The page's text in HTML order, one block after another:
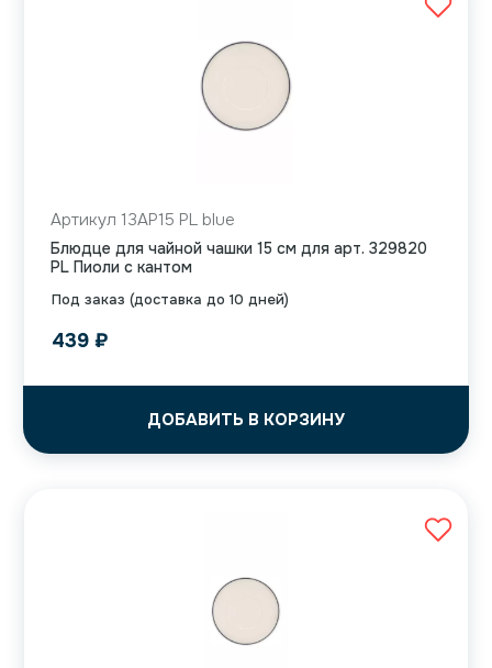
Под заказ (доставка до 10 дней)
Артикул 13AP15 PL blue
Блюдце для чайной чашки 15 см для арт. 329820
PL Пиоли с кантом
439 ₽
ДОБАВИТЬ В КОРЗИНУ